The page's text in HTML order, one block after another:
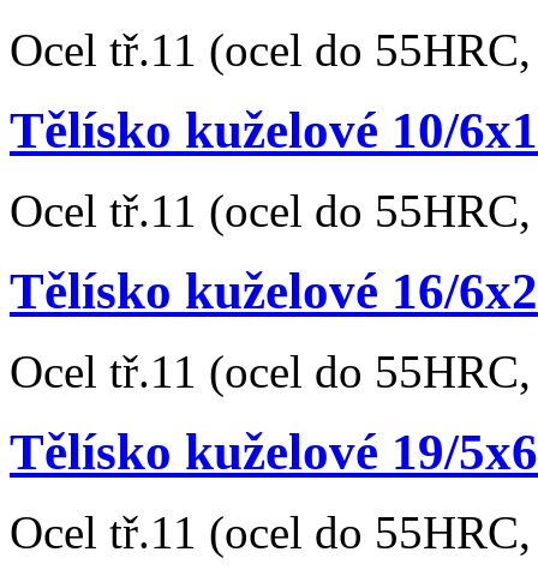
Ocel tř.11 (ocel do
Tělísko kuželové 10/
Ocel tř.11 (ocel do
Tělísko kuželové 16/
Ocel tř.11 (ocel do
Tělísko kuželové 19/
Ocel tř.11 (ocel do